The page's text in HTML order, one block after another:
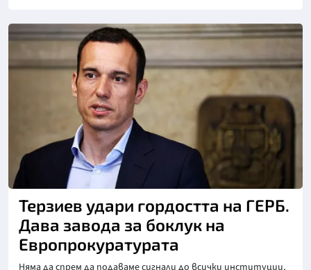
Терзиев удари гордостта на ГЕРБ.
Дава завода за боклук на
Европрокуратурата
Няма да спрем да подаваме сигнали до всички институции,